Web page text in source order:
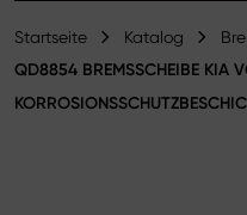
Startseite Katalog
QD8854 BREMSSCHEIBE KIA